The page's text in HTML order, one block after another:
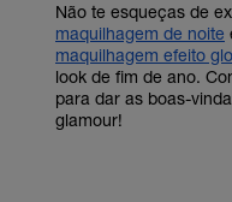
Não te esqueças de
maquilhagem de noite
maquilhagem efeito
look de fim de ano.
para dar as boas-
glamour!